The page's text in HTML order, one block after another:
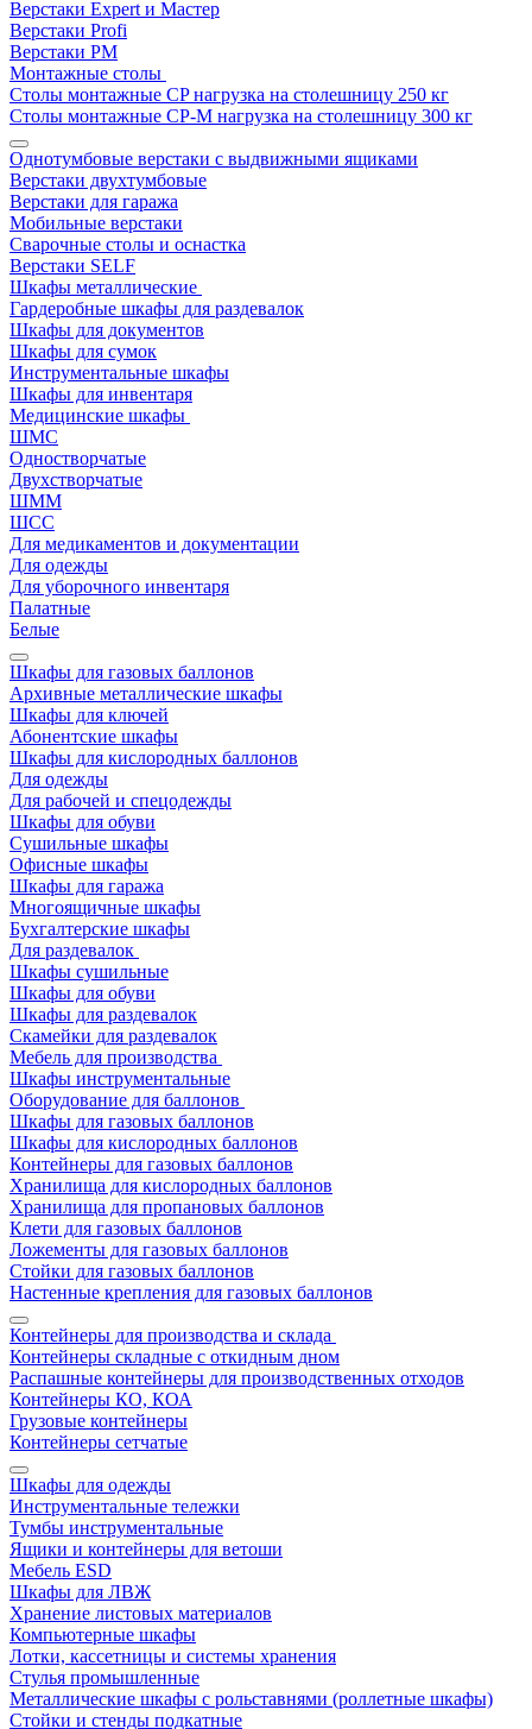
Верстаки Expert и Мастер
Верстаки Profi
Верстаки РМ
Монтажные столы
Столы монтажные СP нагрузка на столешницу 250 кг
Столы монтажные СР-М нагрузка на столешницу 300 кг
Однотумбовые верстаки с выдвижными ящиками
Верстаки двухтумбовые
Верстаки для гаража
Мобильные верстаки
Сварочные столы и оснастка
Верстаки SELF
Шкафы металлические
Гардеробные шкафы для раздевалок
Шкафы для документов
Шкафы для сумок
Инструментальные шкафы
Шкафы для инвентаря
Медицинские шкафы
ШМС
Одностворчатые
Двухстворчатые
ШММ
ШСС
Для медикаментов и документации
Для одежды
Для уборочного инвентаря
Палатные
Белые
Шкафы для газовых баллонов
Архивные металлические шкафы
Шкафы для ключей
Абонентские шкафы
Шкафы для кислородных баллонов
Для одежды
Для рабочей и спецодежды
Шкафы для обуви
Сушильные шкафы
Офисные шкафы
Шкафы для гаража
Многоящичные шкафы
Бухгалтерские шкафы
Для раздевалок
Шкафы сушильные
Шкафы для обуви
Шкафы для раздевалок
Скамейки для раздевалок
Мебель для производства
Шкафы инструментальные
Оборудование для баллонов
Шкафы для газовых баллонов
Шкафы для кислородных баллонов
Контейнеры для газовых баллонов
Хранилища для кислородных баллонов
Хранилища для пропановых баллонов
Клети для газовых баллонов
Ложементы для газовых баллонов
Стойки для газовых баллонов
Настенные крепления для газовых баллонов
Контейнеры для производства и склада
Контейнеры складные с откидным дном
Распашные контейнеры для производственных отходов
Контейнеры КО, КОА
Грузовые контейнеры
Контейнеры сетчатые
Шкафы для одежды
Инструментальные тележки
Тумбы инструментальные
Ящики и контейнеры для ветоши
Мебель ESD
Шкафы для ЛВЖ
Хранение листовых материалов
Компьютерные шкафы
Лотки, кассетницы и системы хранения
Стулья промышленные
Металлические шкафы с рольставнями (роллетные шкафы)
Стойки и стенды подкатные